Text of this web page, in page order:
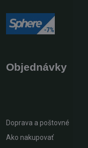
Objednávky
Doprava a poštovné
Ako nakupovať